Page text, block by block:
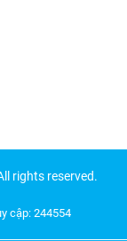
rights reserved.
cập: 244554